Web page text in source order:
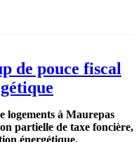
de pouce fiscal
logements à Maurepas
partielle de taxe foncière,
énergétique.